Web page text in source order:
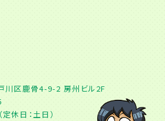
区鹿骨4-9-2 房州ビル2F
休日：土日）